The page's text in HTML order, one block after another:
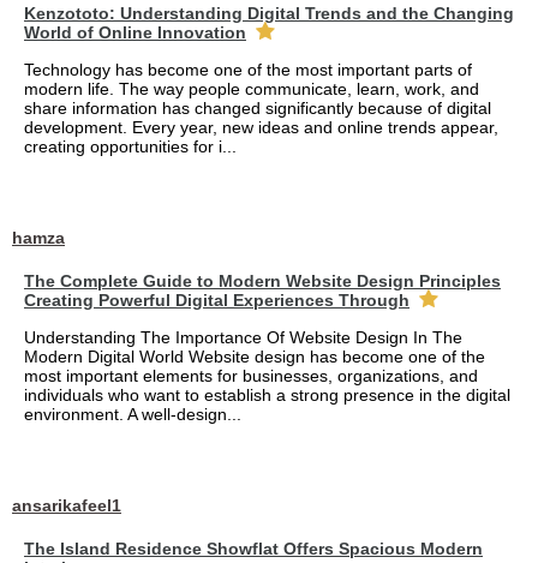
Kenzototo: Understanding Digital Trends and the Changing
World of Online Innovation
Technology has become one of the most important parts of
modern life. The way people communicate, learn, work, and
share information has changed significantly because of digital
development. Every year, new ideas and online trends appear,
creating opportunities for i...
hamza
The Complete Guide to Modern Website Design Principles
Creating Powerful Digital Experiences Through
Understanding The Importance Of Website Design In The
Modern Digital World Website design has become one of the
most important elements for businesses, organizations, and
individuals who want to establish a strong presence in the digital
environment. A well-design...
ansarikafeel1
The Island Residence Showflat Offers Spacious Modern